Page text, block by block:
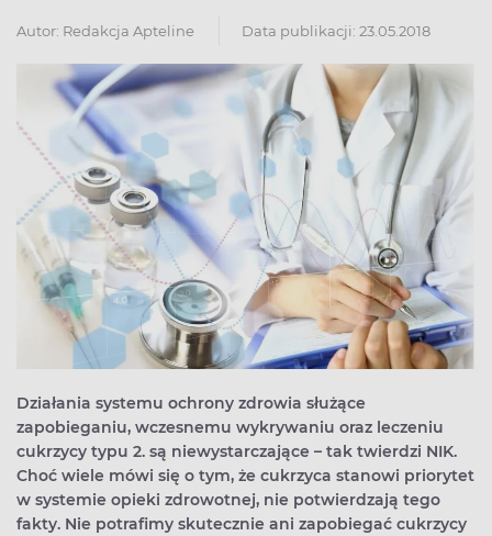
Autor: Redakcja Apteline Data publikacji: 23.05.2018
Działania systemu ochrony zdrowia służące
zapobieganiu, wczesnemu wykrywaniu oraz leczeniu
cukrzycy typu 2. są niewystarczające – tak twierdzi NIK.
Choć wiele mówi się o tym, że cukrzyca stanowi priorytet
w systemie opieki zdrowotnej, nie potwierdzają tego
fakty. Nie potrafimy skutecznie ani zapobiegać cukrzycy